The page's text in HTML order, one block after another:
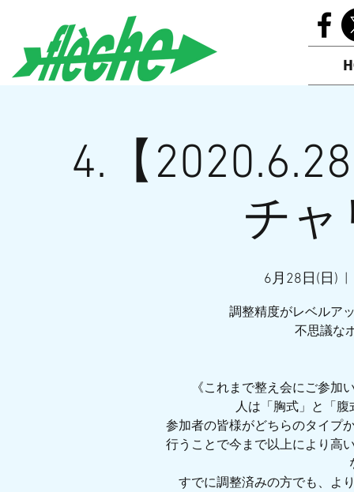
4.【
チャ
6月28日(日)
調整精度がレベルア
不思議な
《これまで整え会にご参加
人は「胸式」と「
参加者の皆様がどちらのタイプ
行うことで今まで以上により高
すでに調整済みの方でも、よ